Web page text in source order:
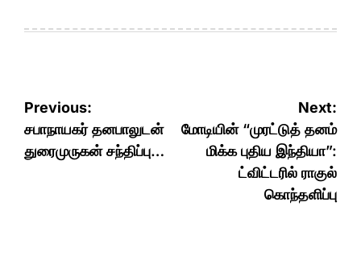
Post
navigation
Previous:
சபாநாயகர் தனபாலுடன்
துரைமுருகன் சந்திப்பு…
Next:
மோடியின் “முரட்டுத் தனம்
மிக்க புதிய இந்தியா”:
ட்விட்டரில் ராகுல்
கொந்தளிப்பு